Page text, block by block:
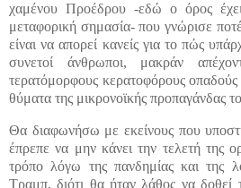
χαμένου Προέδρου -εδώ ο όρος
μεταφορική σημασία- που γνώρισε
είναι να απορεί κανείς για το πώς
συνετοί άνθρωποι, μακράν
τερατόμορφους κερατοφόρους οπαδούς
θύματα της μικρονοϊκής προπαγάνδας
Θα διαφωνήσω με εκείνους που
έπρεπε να μην κάνει την τελετή της
τρόπο λόγω της πανδημίας και της
Τραμπ, διότι θα ήταν λάθος να